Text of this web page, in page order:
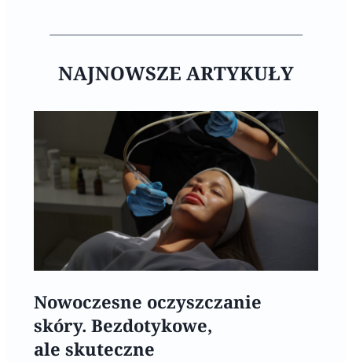
NAJNOWSZE ARTYKUŁY
Nowoczesne oczyszczanie
skóry. Bezdotykowe,
ale skuteczne